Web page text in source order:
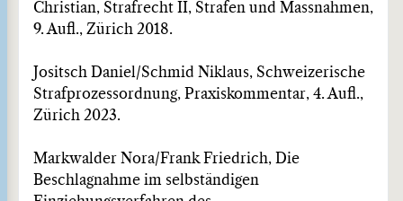
Christian, Strafrecht II, Strafen und Massnahmen,
9. Aufl., Zürich 2018.
Jositsch Daniel/Schmid Niklaus, Schweizerische
Strafprozessordnung, Praxiskommentar, 4. Aufl.,
Zürich 2023.
Markwalder Nora/Frank Friedrich, Die
Beschlagnahme im selbständigen